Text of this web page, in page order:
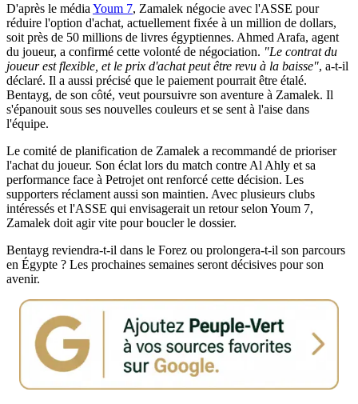
D'après le média Youm 7, Zamalek négocie avec l'ASSE pour
réduire l'option d'achat, actuellement fixée à un million de dollars,
soit près de 50 millions de livres égyptiennes. Ahmed Arafa, agent
du joueur, a confirmé cette volonté de négociation. "Le contrat du
joueur est flexible, et le prix d'achat peut être revu à la baisse", a-t-il
déclaré. Il a aussi précisé que le paiement pourrait être étalé.
Bentayg, de son côté, veut poursuivre son aventure à Zamalek. Il
s'épanouit sous ses nouvelles couleurs et se sent à l'aise dans
l'équipe.
Le comité de planification de Zamalek a recommandé de prioriser
l'achat du joueur. Son éclat lors du match contre Al Ahly et sa
performance face à Petrojet ont renforcé cette décision. Les
supporters réclament aussi son maintien. Avec plusieurs clubs
intéressés et l'ASSE qui envisagerait un retour selon Youm 7,
Zamalek doit agir vite pour boucler le dossier.
Bentayg reviendra-t-il dans le Forez ou prolongera-t-il son parcours
en Égypte ? Les prochaines semaines seront décisives pour son
avenir.